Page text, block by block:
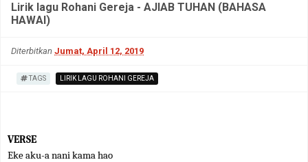
Lirik lagu Rohani Gereja - AJIAB TUHAN (BAHASA
HAWAI)
Diterbitkan Jumat, April 12, 2019
TAGS LIRIK LAGU ROHANI GEREJA
VERSE
Eke aku-a nani kama hao